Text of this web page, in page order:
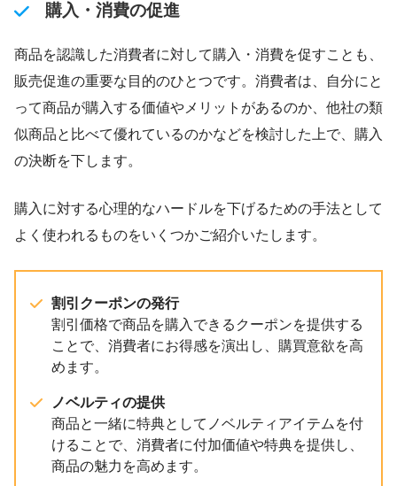
購入・消費の促進
商品を認識した消費者に対して購入・消費を促すことも、
販売促進の重要な目的のひとつです。消費者は、自分にと
って商品が購入する価値やメリットがあるのか、他社の類
似商品と比べて優れているのかなどを検討した上で、購入
の決断を下します。
購入に対する心理的なハードルを下げるための手法として
よく使われるものをいくつかご紹介いたします。
割引クーポンの発行
割引価格で商品を購入できるクーポンを提供する
ことで、消費者にお得感を演出し、購買意欲を高
めます。
ノベルティの提供
商品と一緒に特典としてノベルティアイテムを付
けることで、消費者に付加価値や特典を提供し、
商品の魅力を高めます。